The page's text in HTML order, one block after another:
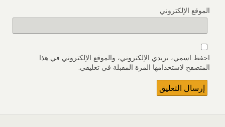
الموقع الإلكتروني
احفظ اسمي، بريدي الإلكتروني، والموقع الإلكتروني في هذا
المتصفح لاستخدامها المرة المقبلة في تعليقي.